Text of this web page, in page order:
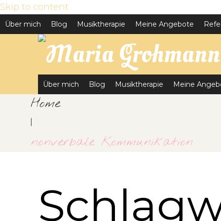
Skip to content
Über mich Blog Musiktherapie Meine Angebote
Über mich Blog Musiktherapie Meine
Home
|
nonverbale Kommunikation